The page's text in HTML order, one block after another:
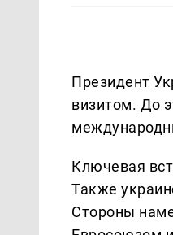
Президент
визитом. До
Ключевая
Также
Стороны